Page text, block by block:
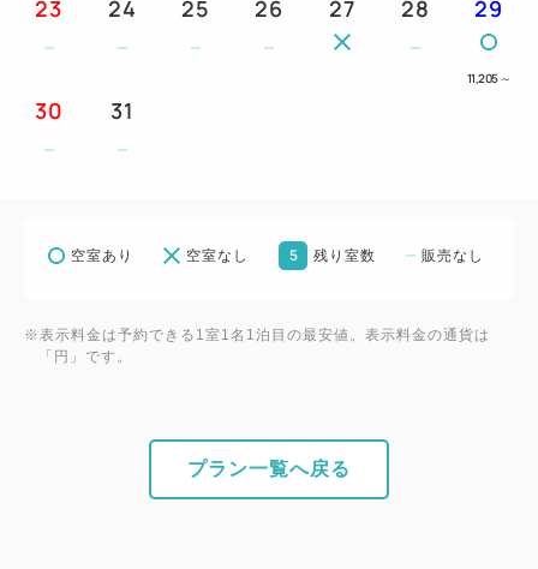
23 24 25 26 27 28 29
11,205 ～
30 31
空室あり 空室なし 5 残り室数 販売なし
※表示料金は予約できる1室1名1泊目の最安値。表示料金の通貨は
「円」です。
プラン一覧へ戻る